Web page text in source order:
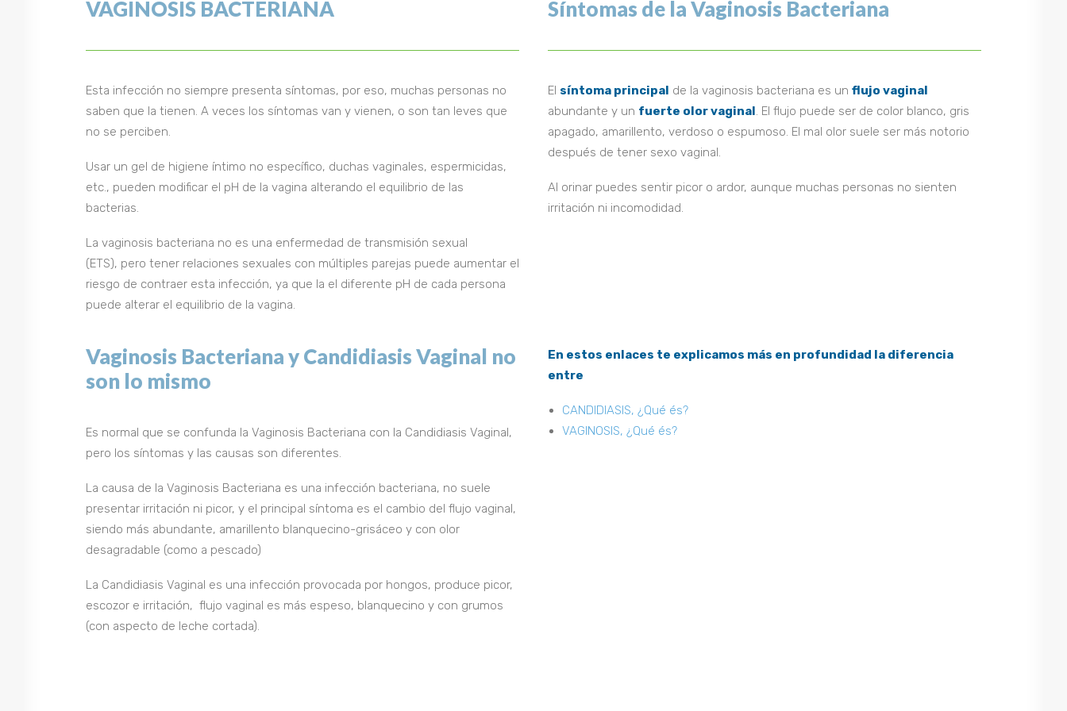
VAGINOSIS BACTERIANA Síntomas de la Vaginosis Bacteriana
Esta infección no siempre presenta síntomas, por eso, muchas personas no
saben que la tienen. A veces los síntomas van y vienen, o son tan leves que
no se perciben.
Usar un gel de higiene íntimo no específico, duchas vaginales, espermicidas,
etc., pueden modificar el pH de la vagina alterando el equilibrio de las
bacterias.
La vaginosis bacteriana no es una enfermedad de transmisión sexual
(ETS), pero tener relaciones sexuales con múltiples parejas puede aumentar el
riesgo de contraer esta infección, ya que la el diferente pH de cada persona
puede alterar el equilibrio de la vagina.
El síntoma principal de la vaginosis bacteriana es un flujo vaginal
abundante y un fuerte olor vaginal. El flujo puede ser de color blanco, gris
apagado, amarillento, verdoso o espumoso. El mal olor suele ser más notorio
después de tener sexo vaginal.
Al orinar puedes sentir picor o ardor, aunque muchas personas no sienten
irritación ni incomodidad.
Vaginosis Bacteriana y Candidiasis Vaginal no
son lo mismo
Es normal que se confunda la Vaginosis Bacteriana con la Candidiasis Vaginal,
pero los síntomas y las causas son diferentes.
La causa de la Vaginosis Bacteriana es una infección bacteriana, no suele
presentar irritación ni picor, y el principal síntoma es el cambio del flujo vaginal,
siendo más abundante, amarillento blanquecino-grisáceo y con olor
desagradable (como a pescado)
La Candidiasis Vaginal es una infección provocada por hongos, produce picor,
escozor e irritación, flujo vaginal es más espeso, blanquecino y con grumos
(con aspecto de leche cortada).
En estos enlaces te explicamos más en profundidad la diferencia
entre
CANDIDIASIS, ¿Qué és?
VAGINOSIS, ¿Qué és?